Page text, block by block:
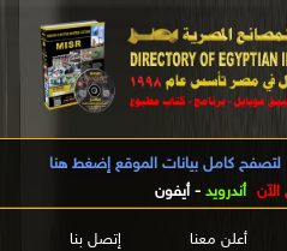
لتصفح كامل بيانات الموقع إضغط هنا
أندرويد - أيفون
أعلن معنا
إتصل بنا